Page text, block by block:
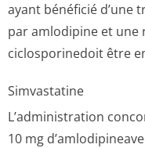
ayant bénéficié d’une
par amlodipine et une
ciclosporinedoit être
Simvastatine
L’administration
10 mg